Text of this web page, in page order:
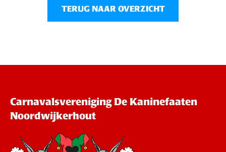
TERUG NAAR OVERZICHT
Carnavalsvereniging De Kaninefaaten
Noordwijkerhout